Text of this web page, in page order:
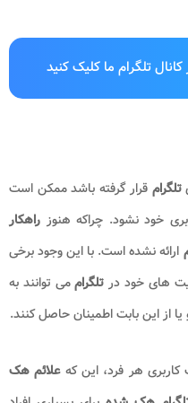
تلگرام ما کلیک کنید
تلگرامقرار گرفته باشد ممکن است
خود نشود. چراکه هنوز راهکار
ارائه نشده است. با این وجود برخی
های خود در تلگراممی توانند به
از این بابت اطمینان حاصل کنند.
هر فرد، این که علائم هک